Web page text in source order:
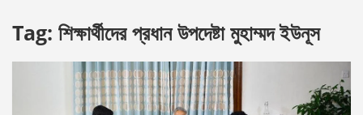
Tag: শিক্ষার্থীদের প্রধান উপদেষ্টা মুহাম্মদ ইউনূস